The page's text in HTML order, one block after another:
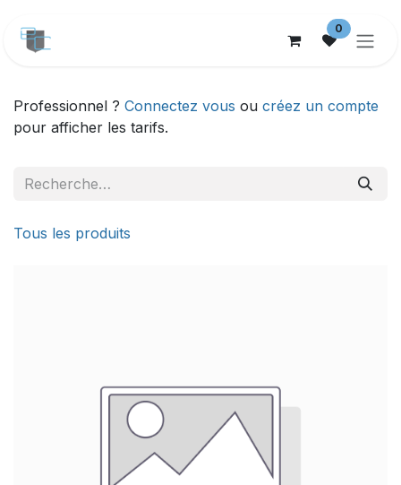
0
Professionnel ? Connectez vous ou créez un compte
pour afficher les tarifs.
Tous les produits